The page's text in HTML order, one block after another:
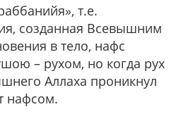
т.е.
созданная Всевышним
в тело, нафс
– рухом, но когда рух
Аллаха проникнул
нафсом.